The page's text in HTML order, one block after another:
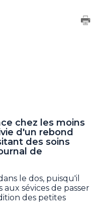
chez les moins
d'un rebond
des soins
de
le dos, puisqu'il
sévices de passer
des petites